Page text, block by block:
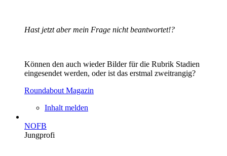
Hast jetzt aber mein Frage nicht beantwortet!?
Können den auch wieder Bilder für die Rubrik Stadien
eingesendet werden, oder ist das erstmal zweitrangig?
Roundabout Magazin
Inhalt melden
NOFB
Jungprofi